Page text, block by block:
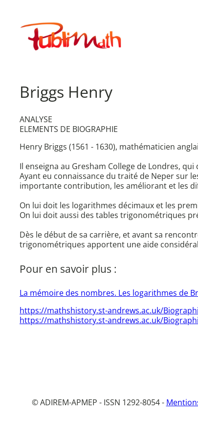
contenuPublimath
Briggs Henry
ANALYSE
ELEMENTS DE BIOGRAPHIE
Henry Briggs (1561 - 1630), mathématicien
Il enseigna au Gresham College de Londres,
Ayant eu connaissance du traité de Neper sur
importante contribution, les améliorant et les
On lui doit les logarithmes décimaux et les
On lui doit aussi des tables trigonométriques
Dès le début de sa carrière, et avant sa
trigonométriques apportent une aide
Pour en savoir plus :
La mémoire des nombres. Les logarithmes de
https://mathshistory.st-andrews.ac.uk/
https://mathshistory.st-andrews.ac.uk/
© ADIREM-APMEP - ISSN 1292-8054 -